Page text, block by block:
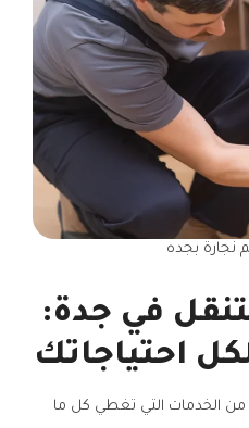
بجده
في جدة:
احتياجاتك
الخدمات التي تغطي كل ما